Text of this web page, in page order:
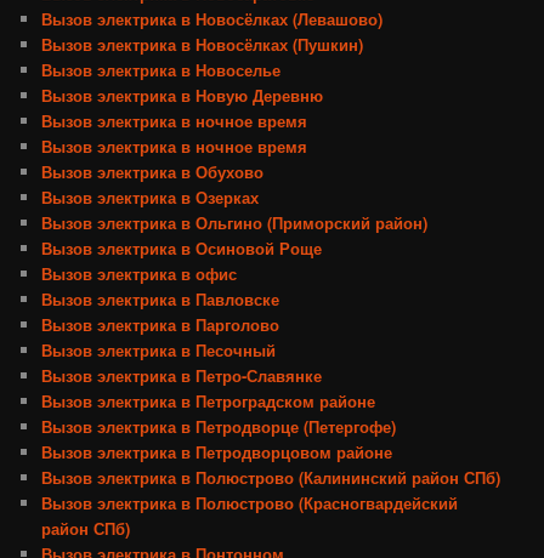
Вызов электрика в Новосёлках (Левашово)
Вызов электрика в Новосёлках (Пушкин)
Вызов электрика в Новоселье
Вызов электрика в Новую Деревню
Вызов электрика в ночное время
Вызов электрика в ночное время
Вызов электрика в Обухово
Вызов электрика в Озерках
Вызов электрика в Ольгино (Приморский район)
Вызов электрика в Осиновой Роще
Вызов электрика в офис
Вызов электрика в Павловске
Вызов электрика в Парголово
Вызов электрика в Песочный
Вызов электрика в Петро-Славянке
Вызов электрика в Петроградском районе
Вызов электрика в Петродворце (Петергофе)
Вызов электрика в Петродворцовом районе
Вызов электрика в Полюстрово (Калининский район СПб)
Вызов электрика в Полюстрово (Красногвардейский
район СПб)
Вызов электрика в Понтонном